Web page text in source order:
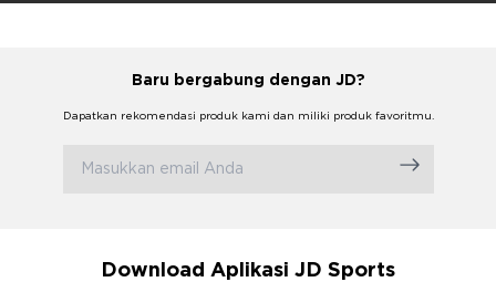
Baru bergabung dengan JD?
Dapatkan rekomendasi produk kami dan miliki produk favoritmu.
Download Aplikasi JD Sports